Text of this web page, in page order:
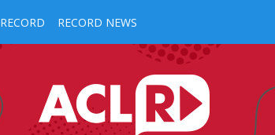
RECORD RECORD NEWS